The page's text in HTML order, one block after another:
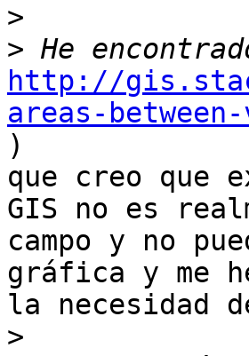
>
>
http://
areas-
)
que creo que
GIS no es
campo y no
gráfica y me
la necesidad
>